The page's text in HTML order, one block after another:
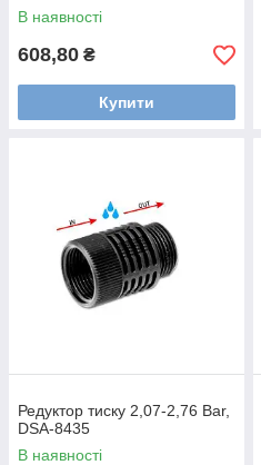
В наявності
608,80 ₴
Купити
Редуктор тиску 2,07-2,76 Bar,
DSA-8435
В наявності